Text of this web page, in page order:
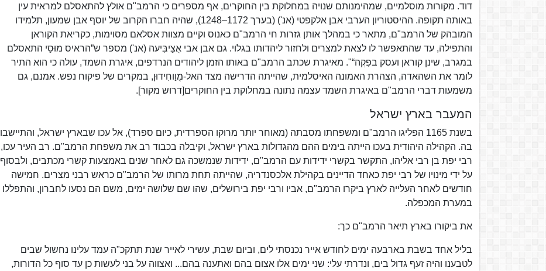
דוד. מקורות מוסלמיים, שמהימנותם שנויה במחלוקת בין החוקרים, אף מספרים כי הרמב"ם אולץ להתאסלם למראית עין
באותה תקופה. ההיסטוריון הערבי אבן אלקפטי (אנ') (בערך 1172–1248), שהיה חברו הקרוב של יוסף אבן שמעון, תלמידו
המובהק של הרמב"ם, מתאר כי במהלך אותן גזרות חי הרמב"ם כאנוס וקיים מצוות אסלאם מסוימות, כקריאת הקוראן
והתפילה, עד שהתאפשר לו לצאת למצרים ולחזור ליהדותו בגלוי. גם אבן אבי אֻצַיבִּיעה (אנ') מספר ש”הראיס מוּסַי התאסלם
במגרב, שינן קוראן ועסק בפִקְה“". מאיגרת שכתב הרמב"ם באותו הזמן ליהודים הנרדפים, איגרת השמד, עולה כי הוא התיר
לומר את השהאדה, הצהרת האמונה האיסלמית, שהייתה הדרישה מצד האל-מֻוַוחִידוּן, במקרים של פיקוח נפש. אמנם, גם
משמעות דברי הרמב"ם באיגרת השמד עצמה נתונה במחלוקת בין החוקרים[דרוש מקור].
המעבר בארץ ישראל
בשנת 1165 הפליגו הרמב"ם ומשפחתו מסבתה (מאוחר יותר מרוקו הספרדית, כיום ספרד), אל עכו שבארץ ישראל, והתיישבו
בה. הקהילה היהודית בעכו הייתה בימים ההם מהגדולות בארץ ישראל, וקיבלה בכבוד רב את משפחת הרמב"ם. רב העיר עכו,
רבי יפת בן רבי אליהו, התקשר בקשרי ידידות עם הרמב"ם, ידידות שנמשכה גם לאחר שנים באמצעות קשרי מכתבים, ולבסוף
על ידי מינויו של רבי יפת כאחד הדיינים בקהילת אלכסנדריה, שהייתה תחת מרותו של הרמב"ם כראש רבני מצרים. חמישה
חודשים לאחר העלייה לארץ ביקרו הרמב"ם, אביו ורבי יפת בירושלים, שהו שם שלושה ימים, משם הם נסעו לחברון, והתפללו
במערת המכפלה.
את ביקורו בארץ תיאר הרמב"ם כך:
בליל אחד בשבת בארבעה ימים לחודש אייר נכנסתי לים, וביום שבת, עשירי לאייר שנת תתקכ"ה עמד עלינו נחשול שבים
לטבענו והיה זעף גדול בים, ונדרתי עלי: שני ימים אלו אצום בהם ואתענה בהם... ואצווה על בני לעשות כן עד סוף כל הדורות,